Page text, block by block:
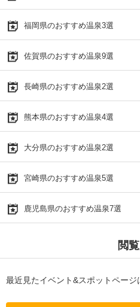
福岡県のおすすめ温泉3選
佐賀県のおすすめ温泉9選
長崎県のおすすめ温泉2選
熊本県のおすすめ温泉4選
大分県のおすすめ温泉2選
宮崎県のおすすめ温泉5選
鹿児島県のおすすめ温泉7選
閲
最近見たイベント&スポットページ